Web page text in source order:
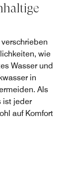
wie
Wasser und
in
Als
ist jeder
auf Komfort